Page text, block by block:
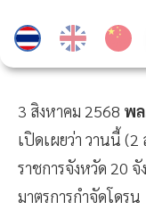
3 สิงหาคม 2568 พ
เปิดเผยว่า วานนี้ (2
ราชการจังหวัด 20
มาตรการกำจัดโดรน